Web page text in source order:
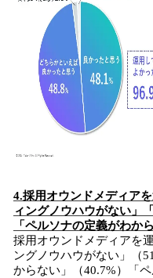
4.採用オウンドメディア
ィングノウハウがない」
「ペルソナの定義がわか
採用オウンドメディアを
ングノウハウがない」（
からない」（40.7%）「